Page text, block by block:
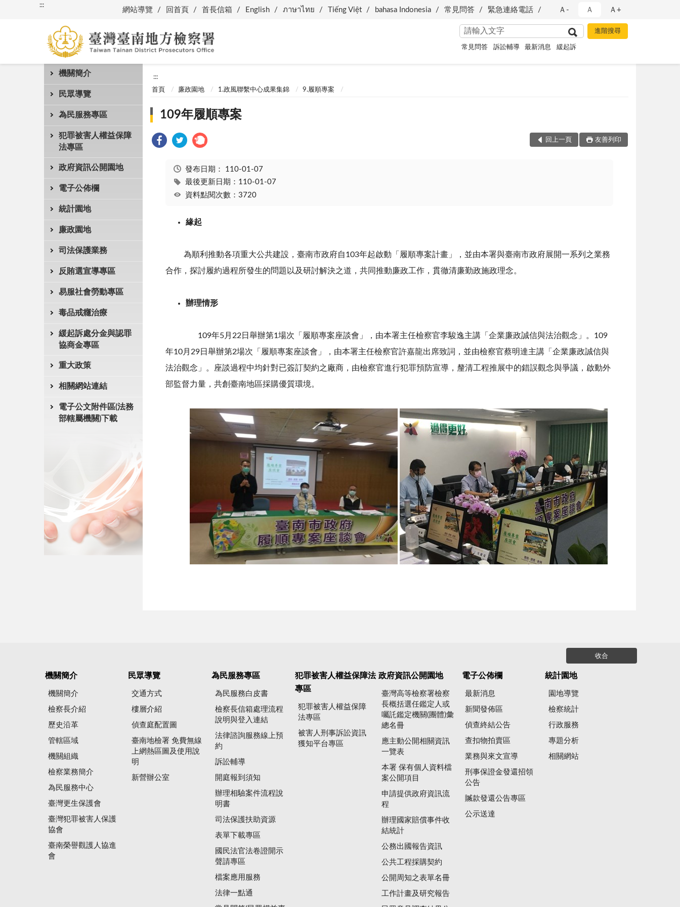
:::
網站導覽 回首頁 首長信箱 English ภาษาไทย Tiếng Việt bahasa Indonesia 常見問答 緊急連絡電話 Ａ- Ａ Ａ+
常見問答 訴訟輔導 最新消息 緩起訴
機關簡介
民眾導覽
為民服務專區
犯罪被害人權益保障
法專區
政府資訊公開園地
電子公佈欄
統計園地
廉政園地
司法保護業務
反賄選宣導專區
易服社會勞動專區
毒品戒癮治療
緩起訴處分金與認罪
協商金專區
重大政策
相關網站連結
電子公文附件區(法務
部轄屬機關)下載
:::
首頁 廉政園地 1.政風聯繫中心成果集錦 9.履順專案
109年履順專案
回上一頁 友善列印
發布日期： 110-01-07
最後更新日期：110-01-07
資料點閱次數：3720
緣起
為順利推動各項重大公共建設，臺南市政府自103年起啟動「履順專案計畫」，並由本署與臺南市政府展開一系列之業務
合作， 探討履約過程所發生的問題以及研討解決之道，共同推動廉政工作，貫徹清廉勤政施政理念。
辦理情形
109年5月22日舉辦第1場次「履順專案座談會」，由本署主任檢察官李駿逸主講「企業廉政誠信與法治觀念」。 109
年10月29日舉辦第2場次「履順專案座談會」，由本署主任檢察官許嘉龍出席致詞，並由檢察官蔡明達主講「企業廉政誠信與
法治觀念」。座談過程中均針對已簽訂契約之廠商，由檢察官進行犯罪預防宣導，釐清工程推展中的錯誤觀念與爭議，啟動外
部監督力量，共創臺南地區採購優質環境。
收合
機關簡介
機關簡介
檢察長介紹
歷史沿革
管轄區域
機關組織
檢察業務簡介
為民服務中心
臺灣更生保護會
臺灣犯罪被害人保護
協會
臺南榮譽觀護人協進
會
民眾導覽
交通方式
樓層介紹
偵查庭配置圖
臺南地檢署 免費無線
上網熱區圖及使用說
明
新營辦公室
為民服務專區
為民服務白皮書
檢察長信箱處理流程
說明與登入連結
法律諮詢服務線上預
約
訴訟輔導
開庭報到須知
辦理相驗案件流程說
明書
司法保護扶助資源
表單下載專區
國民法官法卷證開示
聲請專區
檔案應用服務
法律一點通
犯罪被害人權益保障法
專區
犯罪被害人權益保障
法專區
被害人刑事訴訟資訊
獲知平台專區
政府資訊公開園地
臺灣高等檢察署檢察
長概括選任鑑定人或
囑託鑑定機關(團體)彙
總名冊
應主動公開相關資訊
一覽表
本署 保有個人資料檔
案公開項目
申請提供政府資訊流
程
辦理國家賠償事件收
結統計
公務出國報告資訊
公共工程採購契約
公開周知之表單名冊
工作計畫及研究報告
電子公佈欄
最新消息
新聞發佈區
偵查終結公告
查扣物拍賣區
業務與來文宣導
刑事保證金發還招領
公告
贓款發還公告專區
公示送達
統計園地
園地導覽
檢察統計
行政服務
專題分析
相關網站